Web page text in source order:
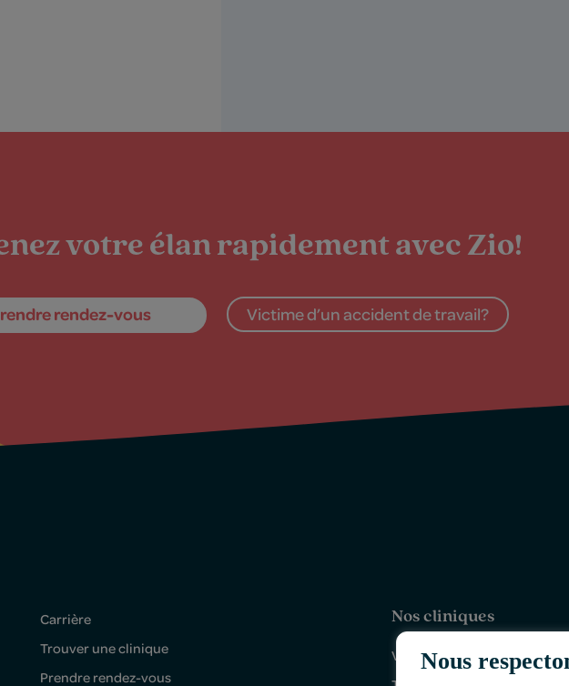
Nous
votre élan rapidement avec Zio!
rendez-vous Victime d’un accident de travail?
Carrière
Trouver une clinique
Prendre rendez-vous
Nos cliniques
Victoriaville